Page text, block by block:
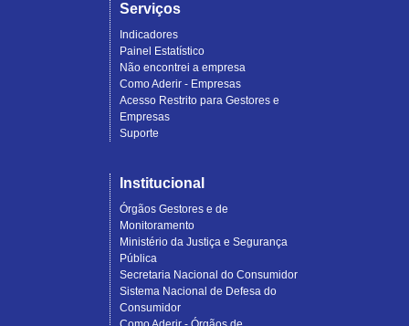
Serviços
Indicadores
Painel Estatístico
Não encontrei a empresa
Como Aderir - Empresas
Acesso Restrito para Gestores e
Empresas
Suporte
Institucional
Órgãos Gestores e de
Monitoramento
Ministério da Justiça e Segurança
Pública
Secretaria Nacional do Consumidor
Sistema Nacional de Defesa do
Consumidor